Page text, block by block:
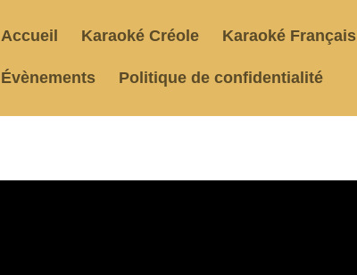
Accueil Karaoké Créole Karaoké Français
Évènements Politique de confidentialité